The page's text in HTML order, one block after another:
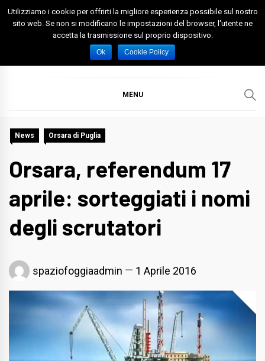
Skip
Spazio Foggia
Foggia News Calcio Eventi e Attività nella Capitanata
MENU
News Orsara di Puglia
Orsara, referendum 17
aprile: sorteggiati i nomi
degli scrutatori
spaziofoggiaadmin 1 Aprile 2016
Utilizziamo i cookie per offrirti la migliore esperienza possibile sul nostro
sito web. Se non si modificano le impostazioni del browser, l'utente ne
accetta la trasmissione sul proprio dispositivo.
Ok Cookie Policy